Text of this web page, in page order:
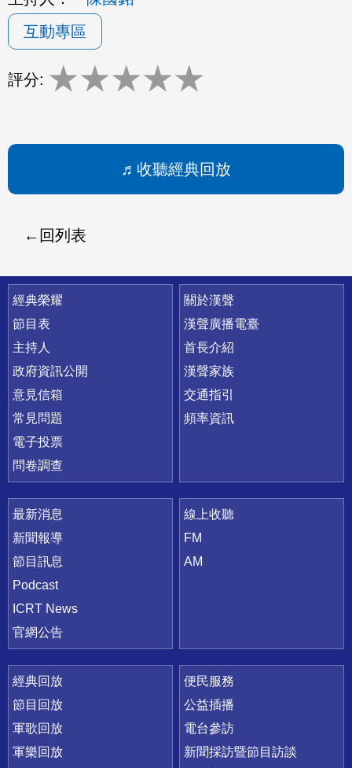
互動專區
評分: ★★★★★
收聽經典回放
回列表
快速連結
經典榮耀
節目表
主持人
政府資訊公開
意見信箱
常見問題
電子投票
問卷調查
關於漢聲
漢聲廣播電臺
首長介紹
漢聲家族
交通指引
頻率資訊
最新消息
新聞報導
節目訊息
Podcast
ICRT News
官網公告
線上收聽
FM
AM
經典回放
節目回放
軍歌回放
軍樂回放
便民服務
公益插播
電台參訪
新聞採訪暨節目訪談